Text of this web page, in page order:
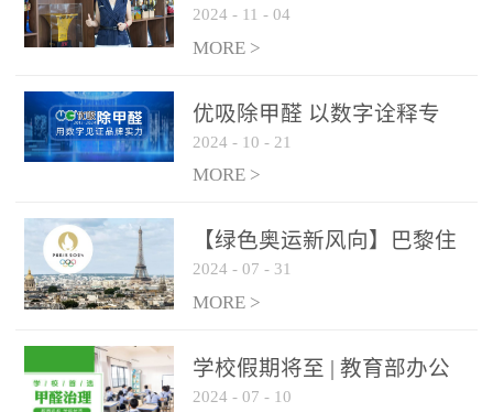
勇敢破局向“新”
2024 - 11 - 04
MORE >
优吸除甲醛 以数字诠释专
业，尽显除醛品牌实力！
2024 - 10 - 21
MORE >
【绿色奥运新风向】巴黎住
宿风波：优吸环保共建健康
绿色家居
2024 - 07 - 31
MORE >
学校假期将至 | 教育部办公
厅关于加强学校新建校舍室
2024 - 07 - 10